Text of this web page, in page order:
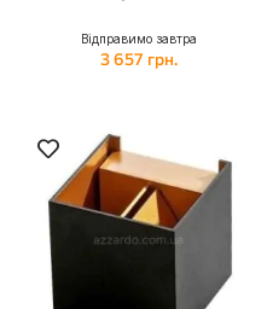
Відправимо завтра
3 657 грн.